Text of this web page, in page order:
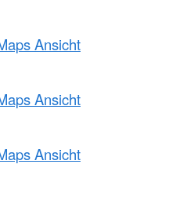
Ansicht
Ansicht
Ansicht